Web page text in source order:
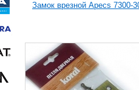
Замок врезной Apecs 7300-